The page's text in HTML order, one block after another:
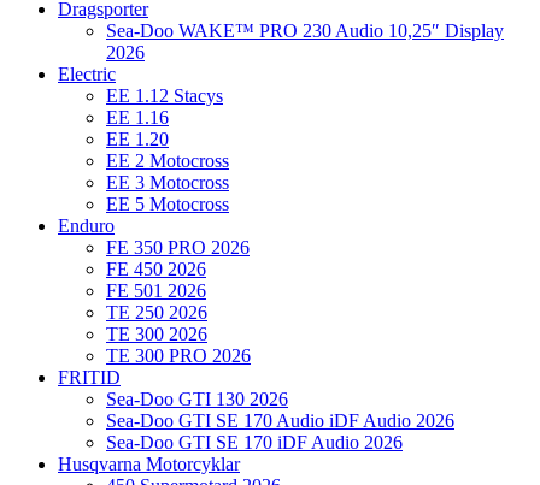
Dragsporter
Sea-Doo WAKE™ PRO 230 Audio 10,25″ Display
2026
Electric
EE 1.12 Stacys
EE 1.16
EE 1.20
EE 2 Motocross
EE 3 Motocross
EE 5 Motocross
Enduro
FE 350 PRO 2026
FE 450 2026
FE 501 2026
TE 250 2026
TE 300 2026
TE 300 PRO 2026
FRITID
Sea-Doo GTI 130 2026
Sea-Doo GTI SE 170 Audio iDF Audio 2026
Sea-Doo GTI SE 170 iDF Audio 2026
Husqvarna Motorcyklar